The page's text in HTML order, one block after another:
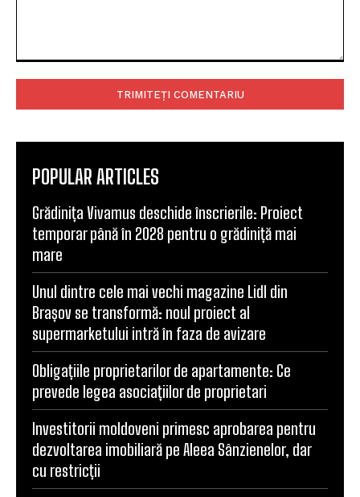
POPULAR ARTICLES
Grădinița Vivamus deschide înscrierile: Proiect
temporar până în 2028 pentru o grădiniță mai
mare
Unul dintre cele mai vechi magazine Lidl din
Brașov se transformă: noul proiect al
supermarketului intră în faza de avizare
Obligațiile proprietarilor de apartamente: Ce
prevede legea asociațiilor de proprietari
Investitorii moldoveni primesc aprobarea pentru
dezvoltarea imobiliară pe Aleea Sânzienelor, dar
cu restricții